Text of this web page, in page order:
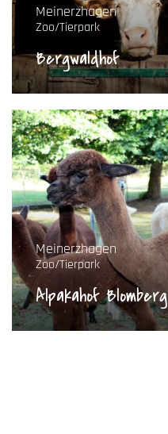
Meinerzhagen
Zoo/Tierpark
Bergwaldhof
Meinerzhagen
Zoo/Tierpark
Alpakahof Blomberg